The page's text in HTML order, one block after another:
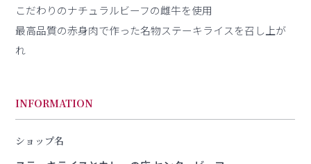
こだわりのナチュラルビーフの雌牛を使用
最高品質の赤身肉で作った名物ステーキライスを召し上が
れ
INFORMATION
ショップ名